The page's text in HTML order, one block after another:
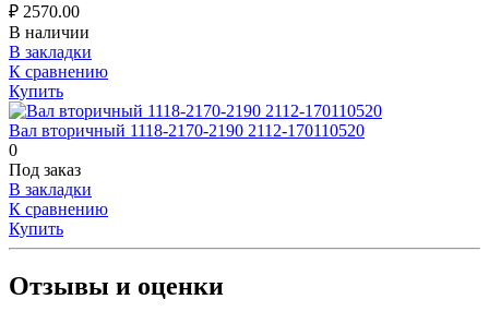
₽ 2570.00
В наличии
В закладки
К сравнению
Купить
Вал вторичный 1118-2170-2190 2112-170110520
0
Под заказ
В закладки
К сравнению
Купить
Отзывы и оценки